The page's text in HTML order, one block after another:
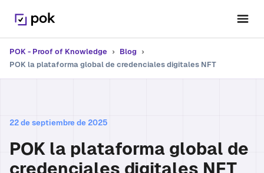
POK - Proof of Knowledge › Blog
›
POK la plataforma global de credenciales digitales NFT
22 de septiembre de 2025
POK la plataforma global de
credenciales digitales NFT